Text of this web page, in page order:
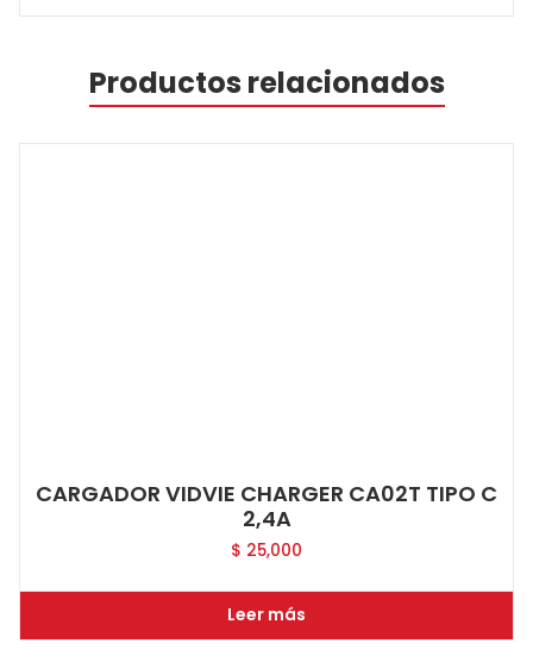
Productos relacionados
CARGADOR VIDVIE CHARGER CA02T TIPO C
2,4A
$ 25,000
Leer más